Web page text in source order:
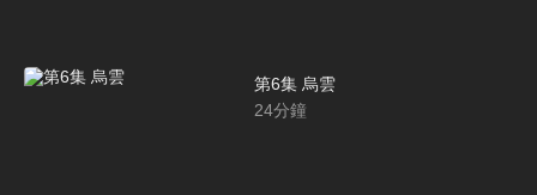
第6集 烏雲
24分鐘